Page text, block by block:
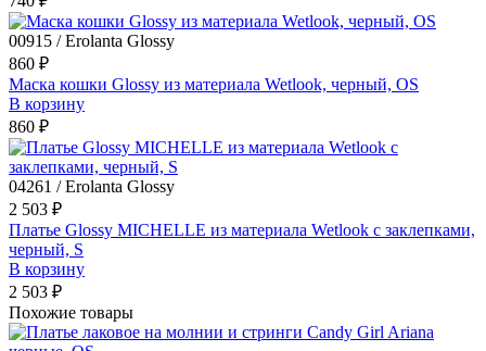
00915 / Erolanta Glossy
860 ₽
Маска кошки Glossy из материала Wetlook, черный, OS
В корзину
860 ₽
04261 / Erolanta Glossy
2 503 ₽
Платье Glossy MICHELLE из материала Wetlook с заклепками,
черный, S
В корзину
2 503 ₽
Похожие товары